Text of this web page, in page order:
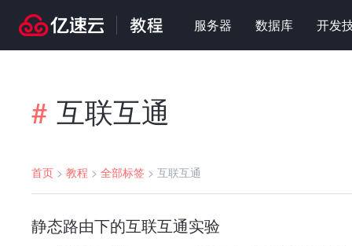
服务器 数据库 开发
# 互联互通
首页 > 教程 > 全部标签 > 互联互通
静态路由下的互联互通实验